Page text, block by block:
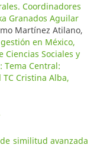
Coordinadores
Granados Aguilar
Martínez Atilano,
en México,
Ciencias Sociales y
Tema Central:
Cristina Alba,
similitud avanzada